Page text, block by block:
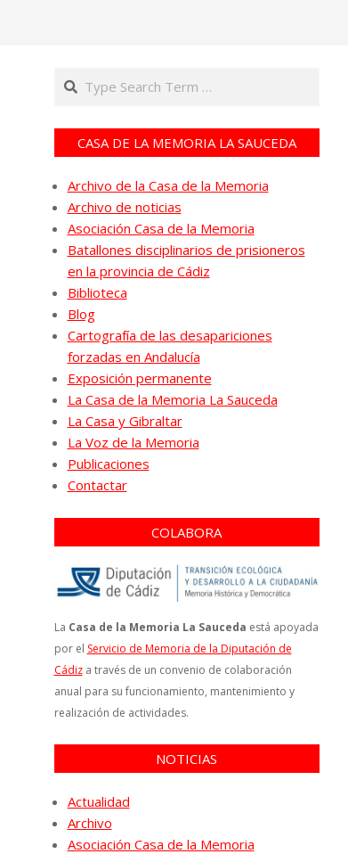
Search
CASA DE LA MEMORIA LA SAUCEDA
Archivo de la Casa de la Memoria
Archivo de noticias
Asociación Casa de la Memoria
Batallones disciplinarios de prisioneros
en la provincia de Cádiz
Biblioteca
Blog
Cartografía de las desapariciones
forzadas en Andalucía
Exposición permanente
La Casa de la Memoria La Sauceda
La Casa y Gibraltar
La Voz de la Memoria
Publicaciones
Contactar
COLABORA
La Casa de la Memoria La Sauceda está apoyada
por el Servicio de Memoria de la Diputación de
Cádiza través de un convenio de colaboración
anual para su funcionamiento, mantenimiento y
realización de actividades.
NOTICIAS
Actualidad
Archivo
Asociación Casa de la Memoria